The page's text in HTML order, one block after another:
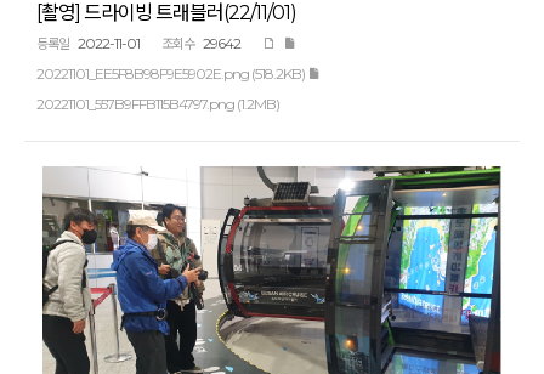
[촬영] 드라이빙 트래블러(22/11/01)
등록일 2022-11-01 조회수 29642
20221101_EE5F8B98F9E5902E.png (518.2KB)
20221101_557B9FFB115B4797.png (1.2MB)